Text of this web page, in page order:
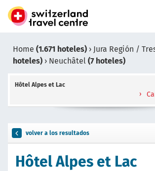
Home (1.671 hoteles) › Jura Región /
hoteles) › Neuchâtel (7 hoteles)
Hôtel Alpes et Lac
volver a los resultados
Hôtel Alpes et Lac